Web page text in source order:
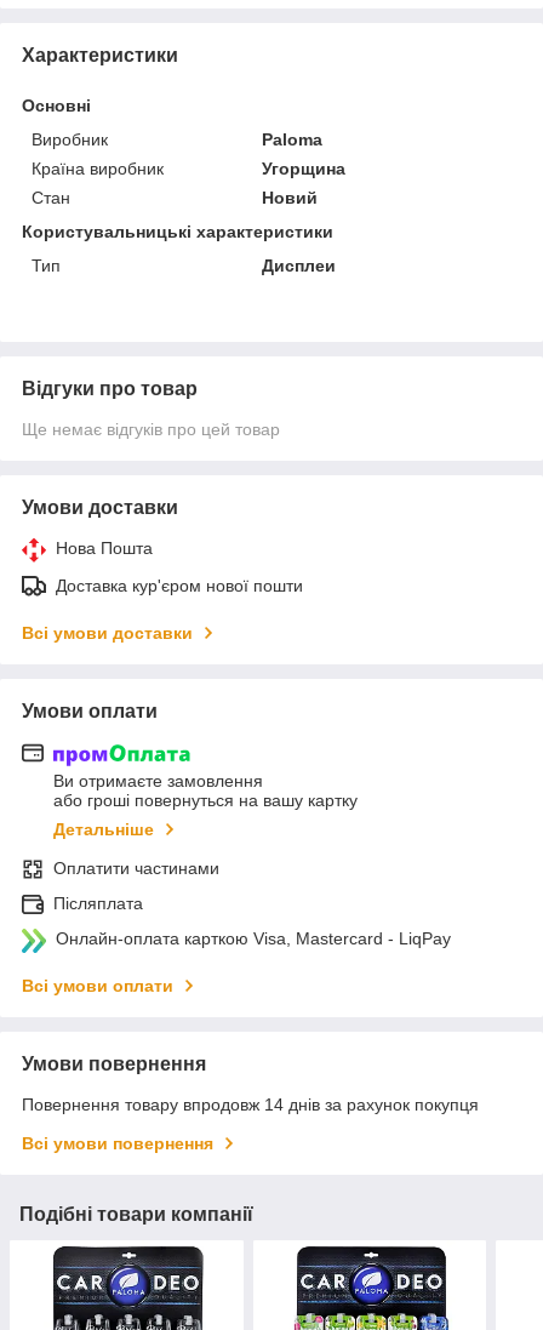
Характеристики
Основні
Виробник
Paloma
Країна виробник
Угорщина
Стан
Новий
Користувальницькі характеристики
Тип
Дисплеи
Відгуки про товар
Ще немає відгуків про цей товар
Умови доставки
Нова Пошта
Доставка кур'єром нової пошти
Всі умови доставки
Умови оплати
Ви отримаєте замовлення
або гроші повернуться на вашу картку
Детальніше
Оплатити частинами
Післяплата
Онлайн-оплата карткою Visa, Mastercard - LiqPay
Всі умови оплати
Умови повернення
Повернення товару впродовж 14 днів за рахунок покупця
Всі умови повернення
Подібні товари компанії